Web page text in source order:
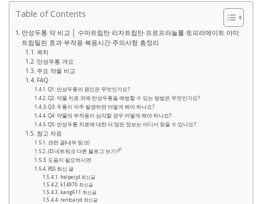
Table of Contents
만성두통 약 비교 │ 수마트립탄·리자트립탄·프로프라놀롤·토피라메이트·아미
트립틸린 효과·부작용·복용시간·주의사항 총정리
목차
만성두통 개요
주요 약물 비교
FAQ
Q1: 만성두통의 원인은 무엇인가요?
Q2: 약물 치료 외에 만성두통을 예방할 수 있는 방법은 무엇인가요?
Q3: 두통이 자주 발생하면 어떻게 해야 하나요?
Q4: 약물의 부작용이 심각할 경우 어떻게 해야 하나요?
Q5: 만성두통 치료에 대한 더 많은 정보는 어디서 찾을 수 있나요?
참고 자료
관련 글(내부 링크)
JD 네트워크 다른 블로그 보기
도움이 필요하시면
RSS 최신 글
helperjd 최신글
k14970 최신글
kang611 최신글
rentcarjd 최신글